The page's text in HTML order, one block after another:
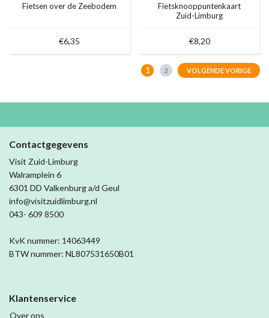
Fietsen over de Zeebodem
€6,35
Fietsknooppuntenkaart
Zuid-Limburg
€8,20
1 2 VOLGENDE VORIGE
Contactgegevens
Visit Zuid-Limburg
Walramplein 6
6301 DD Valkenburg a/d Geul
info@visitzuidlimburg.nl
043- 609 8500
KvK nummer: 14063449
BTW nummer: NL807531650B01
Klantenservice
Over ons